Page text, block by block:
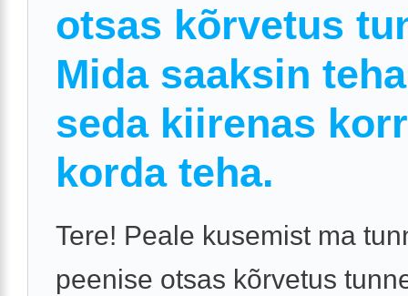
otsas kõrvetus
Mida saaksin
seda kiirenas
korda teha.
Tere! Peale kusemist ma
peenise otsas kõrvetus